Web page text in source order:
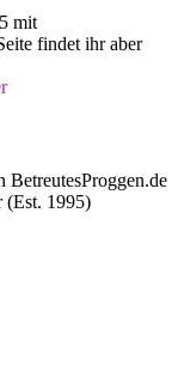
mit
findet ihr aber
(Est. 1995)